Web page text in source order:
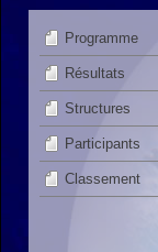
Programme
Résultats
Structures
Participants
Classement